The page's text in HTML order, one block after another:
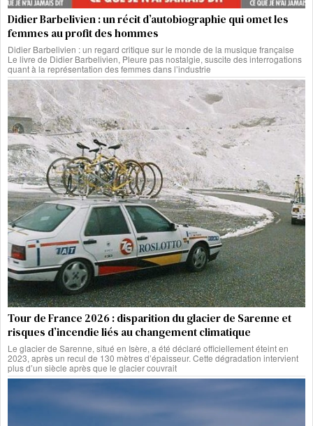
Didier Barbelivien : un récit d’autobiographie qui omet les
femmes au profit des hommes
Didier Barbelivien : un regard critique sur le monde de la musique française
Le livre de Didier Barbelivien, Pleure pas nostalgie, suscite des interrogations
quant à la représentation des femmes dans l’industrie
Tour de France 2026 : disparition du glacier de Sarenne et
risques d’incendie liés au changement climatique
Le glacier de Sarenne, situé en Isère, a été déclaré officiellement éteint en
2023, après un recul de 130 mètres d’épaisseur. Cette dégradation intervient
plus d’un siècle après que le glacier couvrait